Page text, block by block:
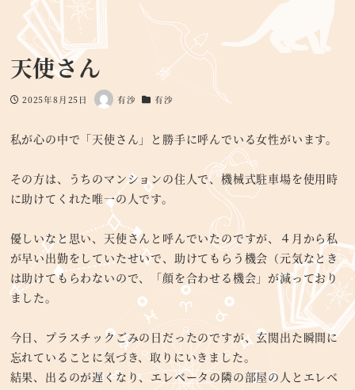
天使さん
投稿日
2025年8月25日
著
有沙
カテゴリー
有沙
私が心の中で「天使さん」と勝手に呼んでいる女性がいます。
その方は、うちのマンションの住人で、機械式駐車場を使用時
に助けてくれた唯一の人です。
優しいなと思い、天使さんと呼んでいたのですが、４月から私
が早い出勤をしていたせいで、助けてもらう機会（元気なとき
は助けてもらわないので、「顔を合わせる機会」が減っており
ました。
今日、プラスチックごみの日だったのですが、玄関出た瞬間に
忘れていることに気づき、取りにいきました。
結果、出るのが遅くなり、エレベータの隣の部屋の人とエレベ